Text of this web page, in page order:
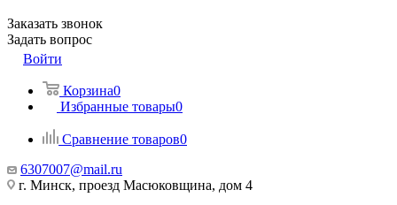
Заказать звонок
Задать вопрос
Войти
Корзина0
Избранные товары0
Сравнение товаров0
6307007@mail.ru
г. Минск, проезд Масюковщина, дом 4